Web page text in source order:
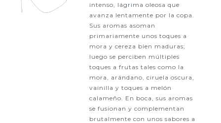
intenso, lágrima oleosa que
avanza lentamente por la copa.
Sus aromas asoman
primariamente unos toques a
mora y cereza bien maduras;
luego se perciben múltiples
toques a frutas tales como la
mora, arándano, ciruela oscura,
vainilla y toques a melón
calameño. En boca, sus aromas
se fusionan y complementan
brutalmente con unos sabores a